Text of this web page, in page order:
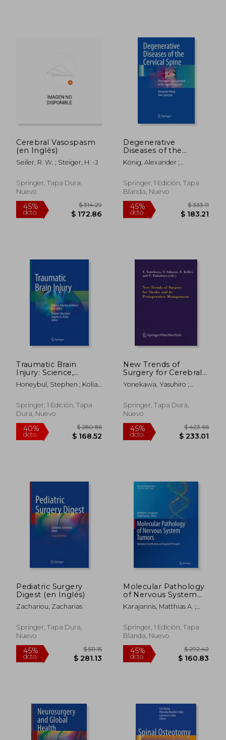
Cerebral Vasospasm
(en Inglés)
Seiler, R. W. ; Steiger, H. -J
Springer, Tapa Dura,
Nuevo
45% $ 314.29
Degenerative
Diseases of the
Cervical Spine:
Therapeutic
Subaxial Section (en
Inglés)
König, Alexander ;
Springer, 1 Edición, Tapa
Blanda, Nuevo
45%
Traumatic Brain
Injury: Science,
Practice, Evidence
and Ethics (en Inglés)
Honeybul, Stephen ; Kolias,
Springer, 1 Edición, Tapa
Dura, Nuevo
40%
dcto. $ 168.52
New Trends of
Surgery for Cerebral
Stroke and Its
Perioperative
Inglés)
Yonekawa, Yasuhiro ;
Emanuela
Springer, Tapa Dura,
Nuevo
45%
Pediatric Surgery
Digest (en Inglés)
Zachariou, Zacharias
Springer, Tapa Dura,
Nuevo
Molecular Pathology
of Nervous System
Tumors: Biological
Stratification and
(en Inglés)
Karajannis, Matthias A. ;
Springer, 1 Edición, Tapa
Blanda, Nuevo